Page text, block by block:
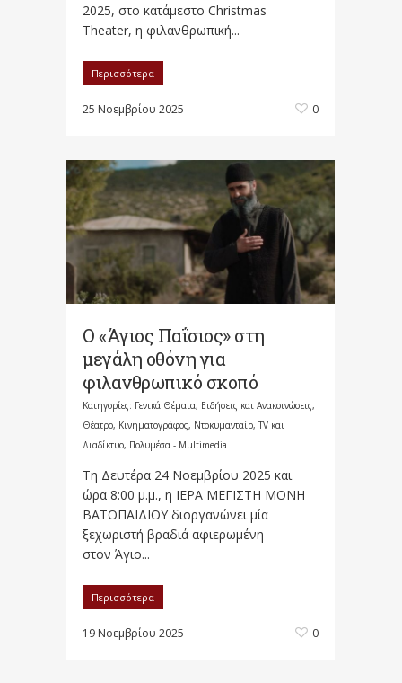
2025, στο κατάμεστο Christmas
Theater, η φιλανθρωπική...
Περισσότερα
25 Νοεμβρίου 2025 0
Ο «Άγιος Παΐσιος» στη
μεγάλη οθόνη για
φιλανθρωπικό σκοπό
Κατηγορίες: Γενικά Θέματα, Ειδήσεις και Ανακοινώσεις,
Θέατρο, Κινηματογράφος, Ντοκυμανταίρ, TV και
Διαδίκτυο, Πολυμέσα - Multimedia
Τη Δευτέρα 24 Νοεμβρίου 2025 και
ώρα 8:00 μ.μ., η ΙΕΡΑ ΜΕΓΙΣΤΗ ΜΟΝΗ
ΒΑΤΟΠΑΙΔΙΟΥ διοργανώνει μία
ξεχωριστή βραδιά αφιερωμένη
στον Άγιο...
Περισσότερα
19 Νοεμβρίου 2025 0